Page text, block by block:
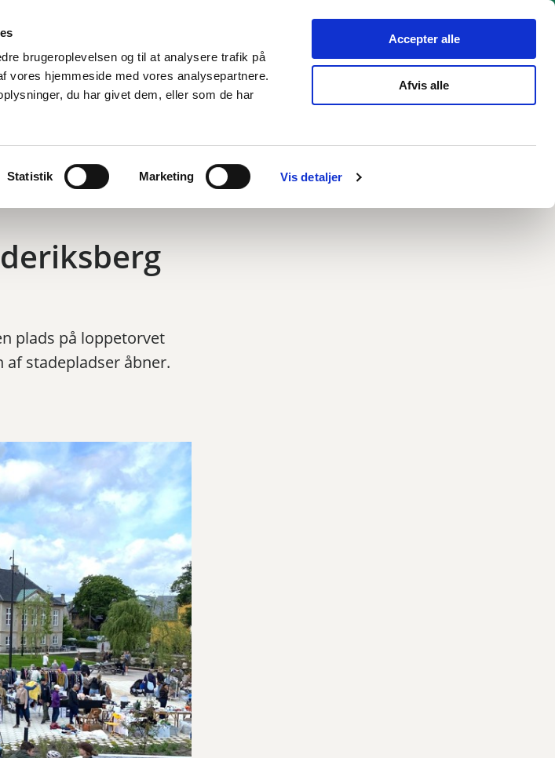
brugeroplevelsen og til at analysere trafik på
vores hjemmeside med vores analysepartnere.
du har givet dem, eller som de har
Statistik Marketing Vis detaljer
Accepter alle
Afvis alle
og oplevelser Job og ledighed
plads på loppetorvet
af stadepladser åbner.